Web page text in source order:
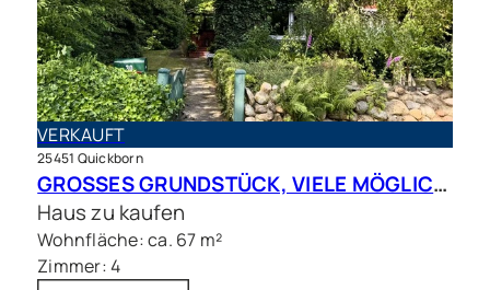
VERKAUFT
25451 Quickborn
GROSSES GRUNDSTÜCK, VIELE MÖGLICHKEITEN – Charmantes Siedlungshaus in Top Lage
Haus zu kaufen
Wohnfläche: ca. 67 m²
Zimmer: 4